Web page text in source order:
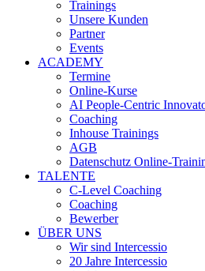
Trainings
Unsere Kunden
Partner
Events
ACADEMY
Termine
Online-Kurse
AI People-Centric
Coaching
Inhouse Trainings
AGB
Datenschutz Online-
TALENTE
C-Level Coaching
Coaching
Bewerber
ÜBER UNS
Wir sind Intercessio
20 Jahre Intercessio